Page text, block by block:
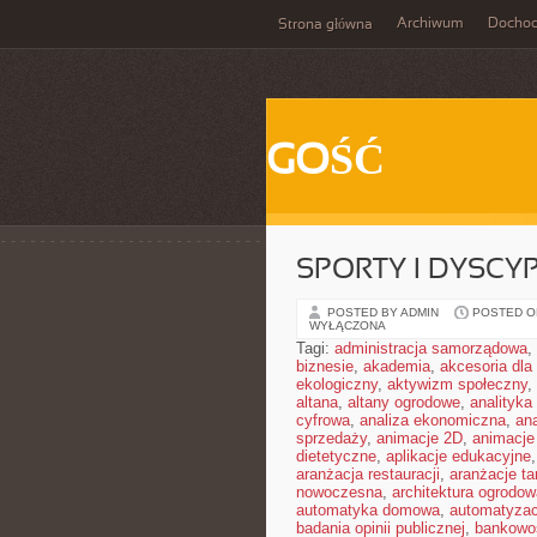
Strona główna Archiwum
GOŚĆ
SPORTY I
POSTED BY ADMIN POSTED
WYŁĄCZONA
Tagi: administracja samorządowa,
biznesie, akademia, akcesoria
ekologiczny, aktywizm społeczny,
altana, altany ogrodowe, analityka
cyfrowa, analiza ekonomiczna,
sprzedaży, animacje 2D,
dietetyczne, aplikacje edukacyjne,
aranżacja restauracji, aranżacje
nowoczesna, architektura
automatyka domowa,
badania opinii publicznej,